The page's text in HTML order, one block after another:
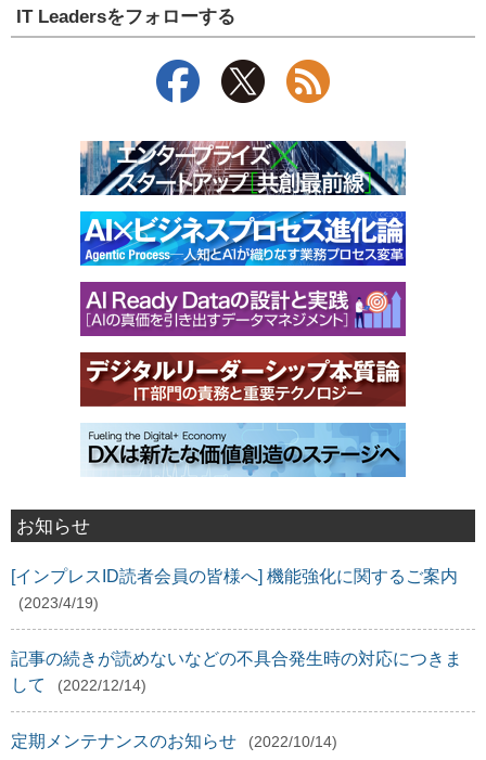
IT Leadersをフォローする
お知らせ
[インプレスID読者会員の皆様へ] 機能強化に関するご案内
(2023/4/19)
記事の続きが読めないなどの不具合発生時の対応につきま
して
(2022/12/14)
定期メンテナンスのお知らせ (2022/10/14)